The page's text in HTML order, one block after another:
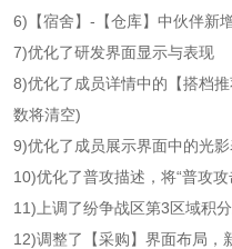
6)【宿舍】-【仓库】中伙伴新
7)优化了研发界面显示与表现
8)优化了成员详情中的【搭档
数将清空)
9)优化了成员展示界面中的光
10)优化了普攻描述，将“普攻攻
11)上调了纷争战区第3区域积
12)调整了【采购】界面布局，